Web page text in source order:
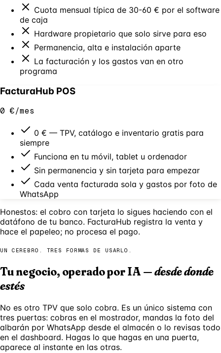
Cuota mensual típica de 30-60 € por el software
de caja
Hardware propietario que solo sirve para eso
Permanencia, alta e instalación aparte
La facturación y los gastos van en otro
programa
FacturaHub POS
0 €/mes
0 € — TPV, catálogo e inventario gratis para
siempre
Funciona en tu móvil, tablet u ordenador
Sin permanencia y sin tarjeta para empezar
Cada venta facturada sola y gastos por foto de
WhatsApp
Honestos: el cobro con tarjeta lo sigues haciendo con el
datáfono de tu banco. FacturaHub registra la venta y
hace el papeleo; no procesa el pago.
UN CEREBRO. TRES FORMAS DE USARLO.
Tu negocio, operado por IA —desde donde
estés
No es otro TPV que solo cobra. Es un único sistema con
tres puertas: cobras en el mostrador, mandas la foto del
albarán por WhatsApp desde el almacén o lo revisas todo
en el dashboard. Hagas lo que hagas en una puerta,
aparece al instante en las otras.